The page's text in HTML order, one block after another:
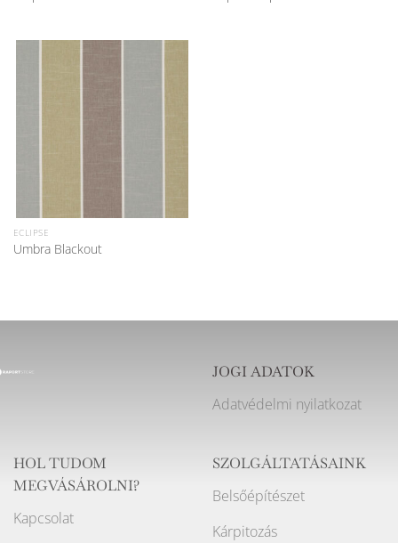
ECLIPSE
Umbra Blackout
JOGI ADATOK
Adatvédelmi nyilatkozat
HOL TUDOM
MEGVÁSÁROLNI?
Kapcsolat
SZOLGÁLTATÁSAINK
Belsőépítészet
Kárpitozás